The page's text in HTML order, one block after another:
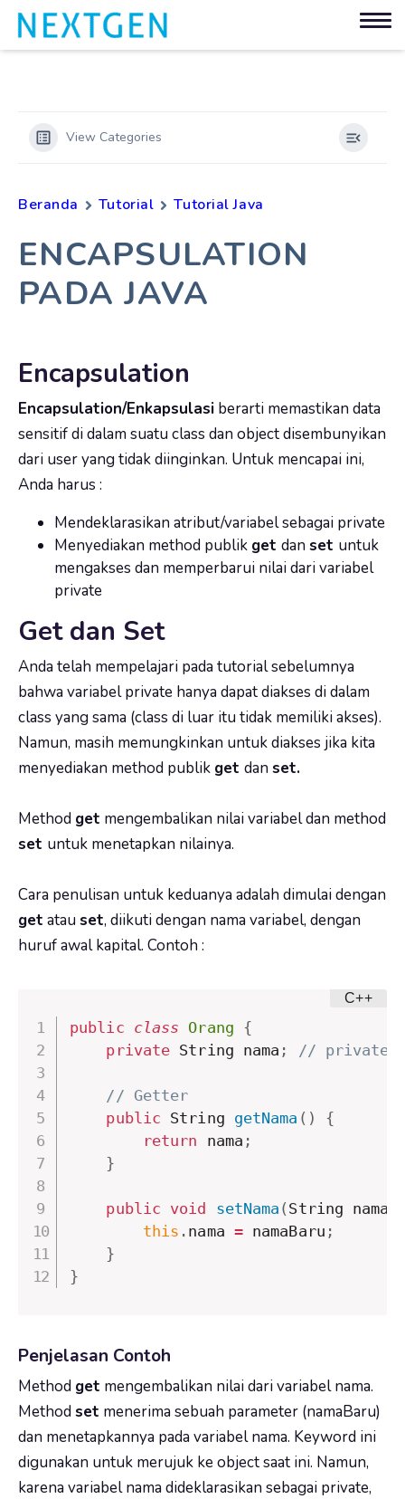
View Categories
Beranda Tutorial Tutorial Java
ENCAPSULATION
PADA JAVA
Encapsulation
Encapsulation/Enkapsulasi berarti memastikan data
sensitif di dalam suatu class dan object disembunyikan
dari user yang tidak diinginkan. Untuk mencapai ini,
Anda harus :
Mendeklarasikan atribut/variabel sebagai private
Menyediakan method publik get dan set untuk
mengakses dan memperbarui nilai dari variabel
private
Get dan Set
Anda telah mempelajari pada tutorial sebelumnya
bahwa variabelprivate hanya dapat diakses di dalam
class yang sama (class di luar itu tidak memiliki akses).
Namun, masih memungkinkan untuk diakses jika kita
menyediakan method publik get dan set.
Method get mengembalikan nilai variabel dan method
set untuk menetapkan nilainya.
Cara penulisan untuk keduanya adalah dimulai dengan
get atau set, diikuti dengan nama variabel, dengan
huruf awal kapital. Contoh :
public class Orang {
private String nama ; // private
// Getter
public String getNama ( )
{
return nama ;
}
public void setNama ( String
this . nama = namaBaru ;
}
}
Penjelasan Contoh
Method get mengembalikan nilai dari variabelnama.
Method set menerima sebuah parameter (namaBaru)
dan menetapkannya pada variabelnama. Keyword ini
digunakan untuk merujuk ke object saat ini. Namun,
karena variabelnama dideklarasikan sebagai private,